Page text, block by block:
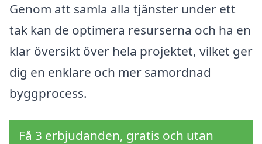
Genom att samla alla tjänster under ett
tak kan de optimera resurserna och ha en
klar översikt över hela projektet, vilket ger
dig en enklare och mer samordnad
byggprocess.
Få 3 erbjudanden, gratis och utan